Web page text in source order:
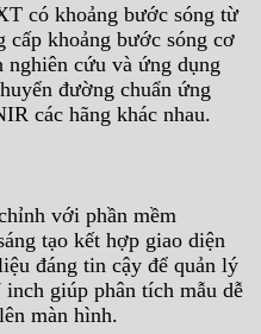
có khoảng bước sóng từ
cấp khoảng bước sóng cơ
nghiên cứu và ứng dụng
đường chuẩn ứng
các hãng khác nhau.
với phần mềm
tạo kết hợp giao diện
đáng tin cậy để quản lý
giúp phân tích mẫu dễ
màn hình.